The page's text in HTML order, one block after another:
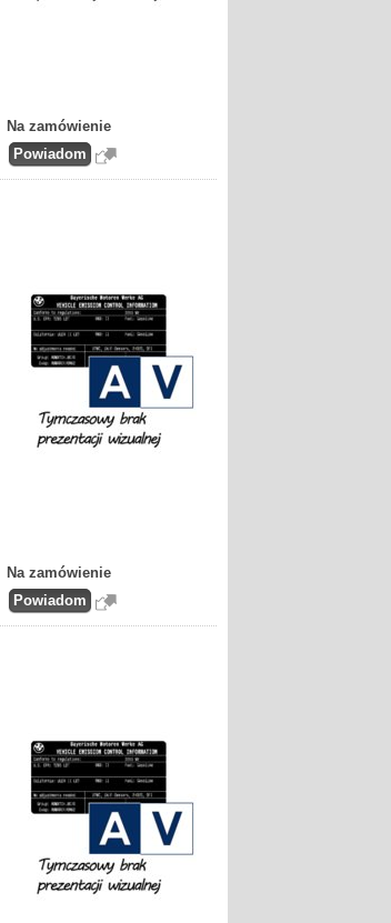
Na zamówienie
Na zamówienie